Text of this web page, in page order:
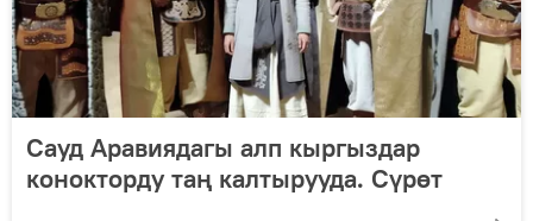
Сауд Аравиядагы алп кыргыздар
конокторду таң калтырууда. Сүрөт